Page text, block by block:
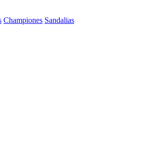
Championes Sandalias